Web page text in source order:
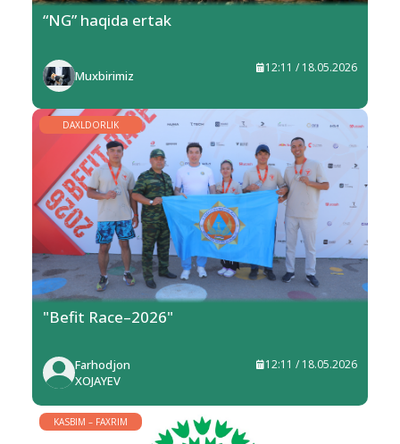
“NG” haqida ertak
Muxbirimiz
12:11 / 18.05.2026
DAXLDORLIK
"Befit Race–2026"
Farhodjon
XOJAYEV
12:11 / 18.05.2026
KASBIM – FAXRIM